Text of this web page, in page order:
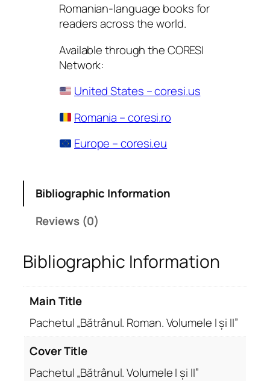
Romanian-language books for
readers across the world.
Available through the CORESI
Network:
United States – coresi.us
Romania – coresi.ro
Europe – coresi.eu
Bibliographic Information
Reviews (0)
Bibliographic Information
Main Title
Pachetul „Bătrânul. Roman. Volumele I și II”
Cover Title
Pachetul „Bătrânul. Volumele I și II”